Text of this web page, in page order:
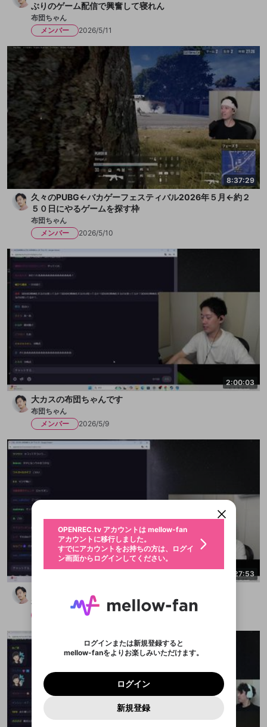
ぶりのゲーム配信で興奮して寝れん
布団ちゃん
メンバー
2026/5/11
8:37:29
久々のPUBG←バカゲーフェスティバル2026年５月←約２
５０日にやるゲームを探す枠
布団ちゃん
メンバー
2026/5/10
2:00:03
大カスの布団ちゃんです
布団ちゃん
メンバー
2026/5/9
2:27:53
布団ちゃん
2025/10/19
ブレイクタイム広告
ライブ配信中に休憩するときに、最大1分間の広告
を表示することができます。
ユーザーの視聴環境によっては広告を表示すること
ができない場合があります。
詳しくはこちら
アプリで快適に視聴しよう！
ば、通知をもれなく受け取れます！
インストール アプリで開く
すでにアカウントをお持ちの方は、ログイ
新規登録
メールアドレスで新規登録
または
Google
Yahoo! JAPAN
Appleでサインアップ
@
次にお進みください。
こちらからOPENREC.tvでログイン中のア
ログイン
メールアドレスでログイン
または
Google
Yahoo! JAPAN
Appleでサインイン
ログイン
ログイン
パスワードを忘れた方はこちら
アカウントをお持ちですか？アカウントを作成する
OPENREC.tv アカウントは mellow-fan
アカウントに移行しました。
すでにアカウントをお持ちの方は、ログイ
ン画面からログインしてください。
ログインまたは新規登録すると
mellow-fanをよりお楽しみいただけます。
ログイン
新規登録
登録したメールアドレスを入力し、送信してくださ
再設定する
入力していただいたメールアドレ
スに、パスワード再設定用URLを
のでご確認ください
OK
年 月
生年月は登録後に変更できません。
お住まいの地域
ご登録いただいた情報はサービスの向上を目的
として使用いたします。
一部サービスをご利用いただくには、生年月の
登録が必要です。
認証コードの入力
メイン及びcs.openrec.co.jpドメイン）が受信拒否設
定に含まれていないかご確認ください。
入力
セッションの有効期限が切れたた
プレミアム会員に入会
不適切なユーザーとして報告しま
すか？
問題を選択してください
わいせつな表現
著作権の侵害
なりすまし行為
0
報告された問題については、利用規約に違反しているか
どうかをスタッフが確認します。
用することは、利用規約違反になります。
サブスクシェア
Discordアカウントをお持ちでない方
Discordアカウントを作成
Discordは第三者が提供するコミュニティーサービスで、
mellow-fanとは関わりがありません。Discordに関してのお
問い合わせにはお答えすることができません。Discordの仕
様変更により、限定コミュニティ特典の提供が終了する可能